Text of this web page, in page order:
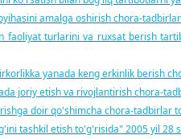
amalga oshirish chora-
faoliyat turlarini va ruxsat berish
yanada keng erkinlik berish
joriy etish va rivojlantirish chora-
doir qo'shimcha chora-tadbirlar
tashkil etish to'g'risida" 2005 yil 28